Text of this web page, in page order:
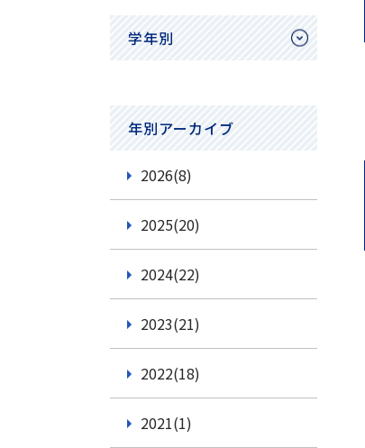
学年別
小学2年生
小学4年生
小学5年生
小学6年生
中学2年生
高校1年生
年別アーカイブ
2026(8)
2025(20)
2024(22)
2023(21)
2022(18)
2021(1)